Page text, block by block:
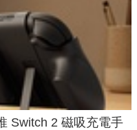
Switch 2 磁吸充電手